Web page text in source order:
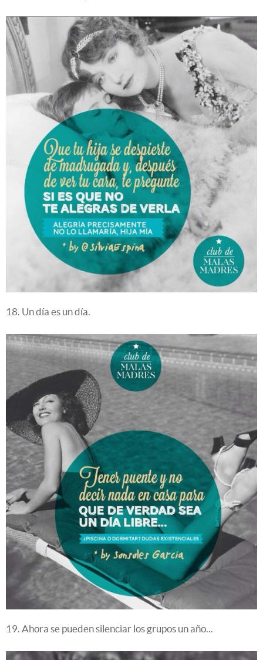
18. Un día es un día.
19. Ahora se pueden silenciar los grupos un año...